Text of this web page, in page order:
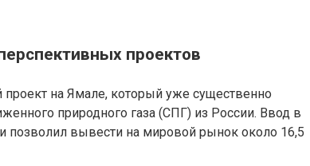
проектов
на Ямале, который уже существенно
природного газа (СПГ) из России. Ввод в
позволил вывести на мировой рынок около 16,5